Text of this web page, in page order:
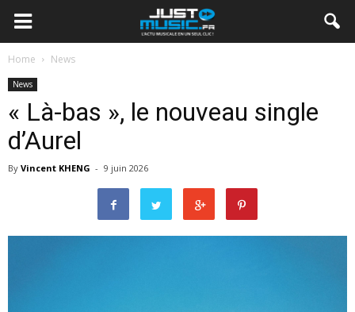
Home News
News
« Là-bas », le nouveau single
d’Aurel
By Vincent KHENG - 9 juin 2026